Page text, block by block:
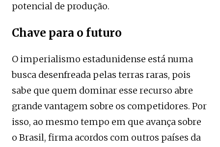
potencial de produção.
Chave para o futuro
O imperialismo estadunidense está numa
busca desenfreada pelas terras raras, pois
sabe que quem dominar esse recurso abre
grande vantagem sobre os competidores. Por
isso, ao mesmo tempo em que avança sobre
o Brasil, firma acordos com outros países da